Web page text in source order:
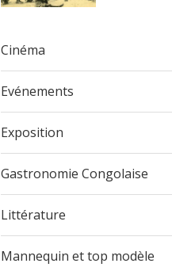
Cinéma
Evénements
Exposition
Gastronomie Congolaise
Littérature
Mannequin et top modèle